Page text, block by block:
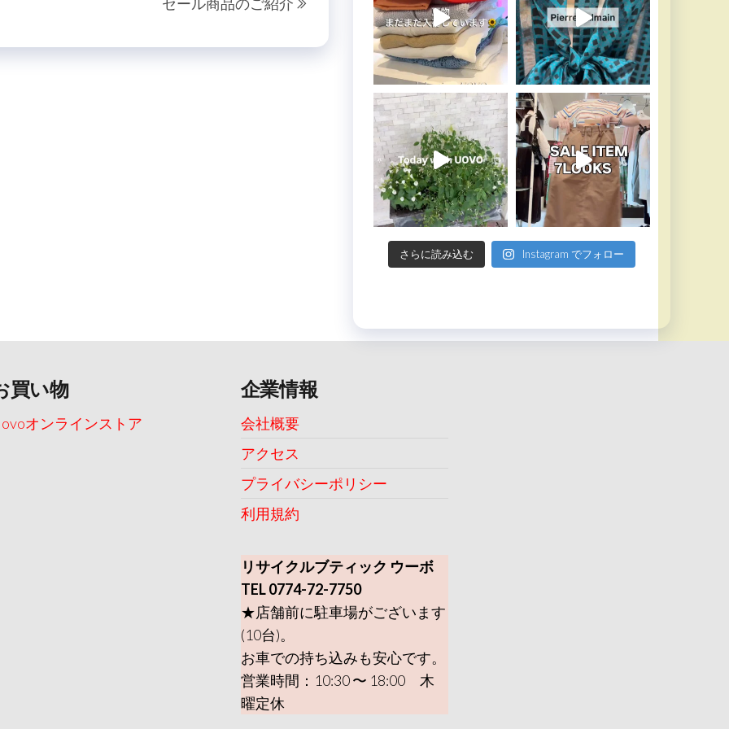
さらに読み込む Instagram でフォロー
買い物
オンラインストア
企業情報
会社概要
アクセス
プライバシーポリシー
利用規約
リサイクルブティック ウーボ
TEL 0774-72-7750
★店舗前に駐車場がございます
(10台)。
お車での持ち込みも安心です。
営業時間：10:30 〜 18:00 木
曜定休